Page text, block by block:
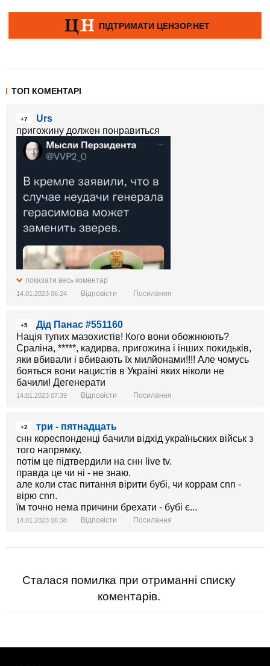
ТОП КОМЕНТАРІ
+7
Urs
пригожину должен понравиться
показати весь коментар
14.01.2023 06:24 Відповісти Посилання
+5
Дід Панас #551160
Нація тупих мазохистів! Кого вони обожнюють?
Сраліна, *****, кадирва, пригожина і інших покидьків,
яки вбивали і вбивають їх милйонами!!!! Але чомусь
бояться вони нацистів в Україні яких ніколи не
бачили! Дегенерати
14.01.2023 07:39 Відповісти Посилання
+2
три - пятнадцать
снн кореспонденці бачили відхід україньских військ з
того напрямку.
потім це підтвердили на снн live tv.
правда це чи ні - не знаю.
але коли стає питання вірити бубі, чи коррам сnn -
вірю сnn.
їм точно нема причини брехати - бубі є...
14.01.2023 06:38 Відповісти Посилання
Сталася помилка при отриманні списку
коментарів.